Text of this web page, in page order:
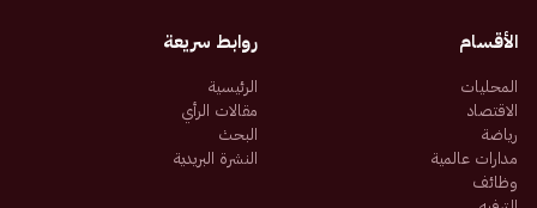
الأقسام
المحليات
الاقتصاد
رياضة
مدارات عالمية
وظائف
روابط سريعة
الرئيسية
مقالات الرأي
البحث
النشرة البريدية